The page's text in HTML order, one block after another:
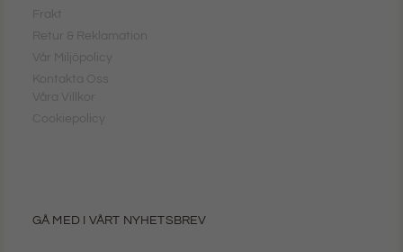
Frakt
Retur & Reklamation
Vår Miljöpolicy
Kontakta Oss
Våra Villkor
Cookiepolicy
GÅ MED I VÅRT NYHETSBREV